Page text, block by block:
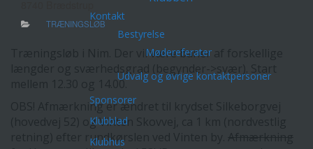
Kontakt
Bestyrelse
Mødereferater
Udvalg og øvrige kontaktpersoner
Sponsorer
Klubblad
Klubhus
TRÆNINGSLØB
Træningsløb i Nim. Der vil være baner af forskellige
længder og sværhedsgrad (begynder->svær). Start
mellem 12.30 og 14.00.
OBS! Afmærkning er ændret til krydset Silkeborgvej
(hovedvej 52) og Vinten Skovvej, ca 1 km (nordvestlig
retning) efter rundkørslen ved Vinten by.